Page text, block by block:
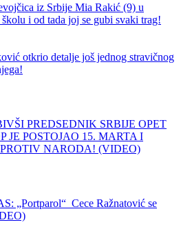
iz Srbije Mia Rakić (9) u
i od tada joj se gubi svaki trag!
otkrio detalje još jednog stravičnog
PREDSEDNIK SRBIJE OPET
JE POSTOJAO 15. MARTA I
NARODA! (VIDEO)
„Portparol“ Cece Ražnatović se